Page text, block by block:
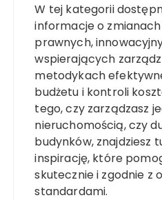
W tej kategorii
informacje o
prawnych,
wspierających
metodykach
budżetu i kontroli
tego, czy zarządzasz
nieruchomością, czy
budynków, znajdziesz
inspirację, które
skutecznie i zgodnie z
standardami.